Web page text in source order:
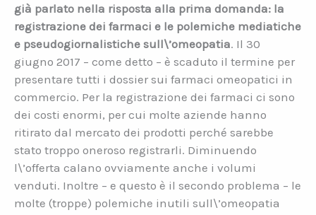
già parlato nella risposta alla prima domanda: la
registrazione dei farmaci e le polemiche mediatiche
e pseudogiornalistiche sull\’omeopatia. Il 30
giugno 2017 – come detto – è scaduto il termine per
presentare tutti i dossier sui farmaci omeopatici in
commercio. Per la registrazione dei farmaci ci sono
dei costi enormi, per cui molte aziende hanno
ritirato dal mercato dei prodotti perché sarebbe
stato troppo oneroso registrarli. Diminuendo
l\’offerta calano ovviamente anche i volumi
venduti. Inoltre – e questo è il secondo problema – le
molte (troppe) polemiche inutili sull\’omeopatia